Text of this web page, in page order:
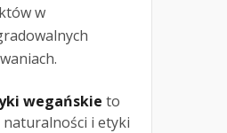
w
wegańskie to
i etyki